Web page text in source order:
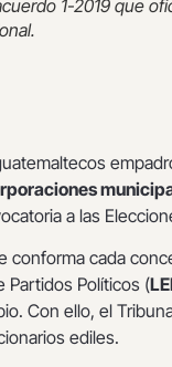
1-2019 que
a las
conforma cada
Partidos Políticos (
Con ello, el
ediles.